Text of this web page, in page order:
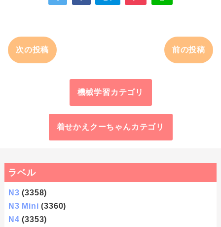
次の投稿 前の投稿
機械学習カテゴリ
着せかえクーちゃんカテゴリ
ラベル
N3 (3358)
N3 Mini (3360)
N4 (3353)